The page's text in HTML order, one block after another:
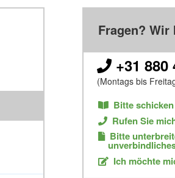
Fragen? Wir
+31 880
(Montags bis
Bitte
Rufen Sie
Bitte
Ich möchte